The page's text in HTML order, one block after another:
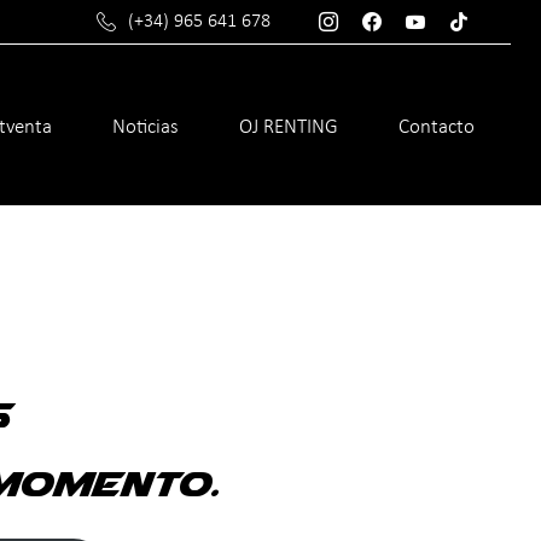
(+34) 965 641 678
Noticias OJ RENTING Contacto